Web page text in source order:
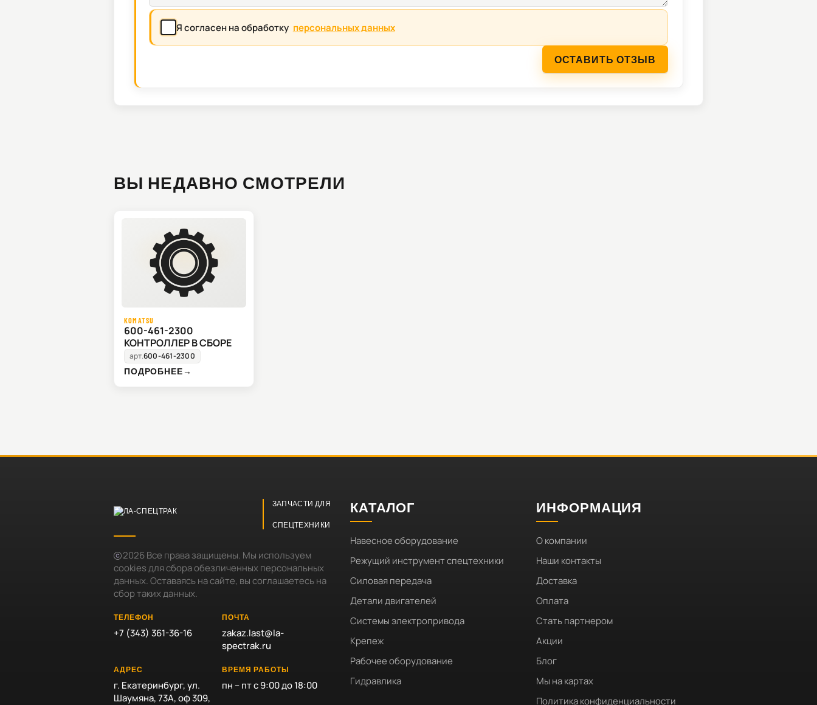
Я согласен на обработку персональных данных
ОСТАВИТЬ ОТЗЫВ
ВЫ НЕДАВНО СМОТРЕЛИ
KOMATSU
600-461-2300
КОНТРОЛЛЕР В СБОРЕ
арт.600-461-2300
ПОДРОБНЕЕ→
ЗАПЧАСТИ ДЛЯ
СПЕЦТЕХНИКИ
2026Все права защищены. Мы используем
cookies для сбора обезличенных персональных
данных. Оставаясь на сайте, вы соглашаетесь на
сбор таких данных.
ТЕЛЕФОН
+7 (343) 361-36-16
ПОЧТА
zakaz.last@la-
spectrak.ru
АДРЕС
г. Екатеринбург, ул.
Шаумяна, 73А, оф 309,
ВРЕМЯ РАБОТЫ
пн – пт с 9:00 до 18:00
КАТАЛОГ
Навесное оборудование
Режущий инструмент спецтехники
Силовая передача
Детали двигателей
Системы электропривода
Крепеж
Рабочее оборудование
Гидравлика
ИНФОРМАЦИЯ
О компании
Наши контакты
Доставка
Оплата
Стать партнером
Акции
Блог
Мы на картах
Политика конфиденциальности